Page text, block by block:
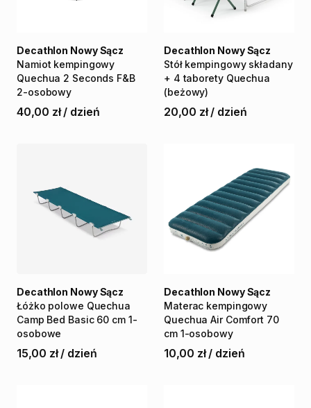
Namiot kempingowy
Quechua 2 Seconds F&B
2-osobowy
Decathlon Nowy Sącz
40,00 zł / dzień
Stół kempingowy składany
+ 4 taborety Quechua
(beżowy)
Decathlon Nowy Sącz
20,00 zł / dzień
Łóżko polowe Quechua
Camp Bed Basic 60 cm 1-
osobowe
Decathlon Nowy Sącz
15,00 zł / dzień
Materac kempingowy
Quechua Air Comfort 70
cm 1-osobowy
Decathlon Nowy Sącz
10,00 zł / dzień